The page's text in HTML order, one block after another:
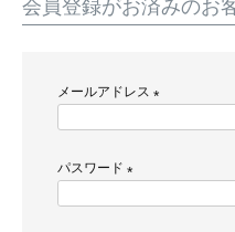
会員登録がお済みのお
メールアドレス
パスワード